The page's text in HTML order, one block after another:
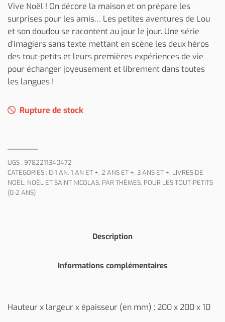
Vive Noël ! On décore la maison et on prépare les
surprises pour les amis… Les petites aventures de Lou
et son doudou se racontent au jour le jour. Une série
d’imagiers sans texte mettant en scène les deux héros
des tout-petits et leurs premières expériences de vie
pour échanger joyeusement et librement dans toutes
les langues !
Rupture de stock
UGS : 9782211340472
CATÉGORIES : 0-1 AN, 1 AN ET +, 2 ANS ET +, 3 ANS ET +, LIVRES DE
NOËL, NOËL ET SAINT NICOLAS, PAR THÈMES, POUR LES TOUT-PETITS
(0-2 ANS)
Description
Informations complémentaires
Hauteur x largeur x épaisseur (en mm) : 200 x 200 x 10